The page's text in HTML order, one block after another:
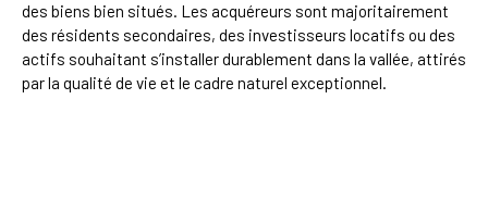
des biens bien situés. Les acquéreurs sont majoritairement
des résidents secondaires, des investisseurs locatifs ou des
actifs souhaitant s’installer durablement dans la vallée, attirés
par la qualité de vie et le cadre naturel exceptionnel.